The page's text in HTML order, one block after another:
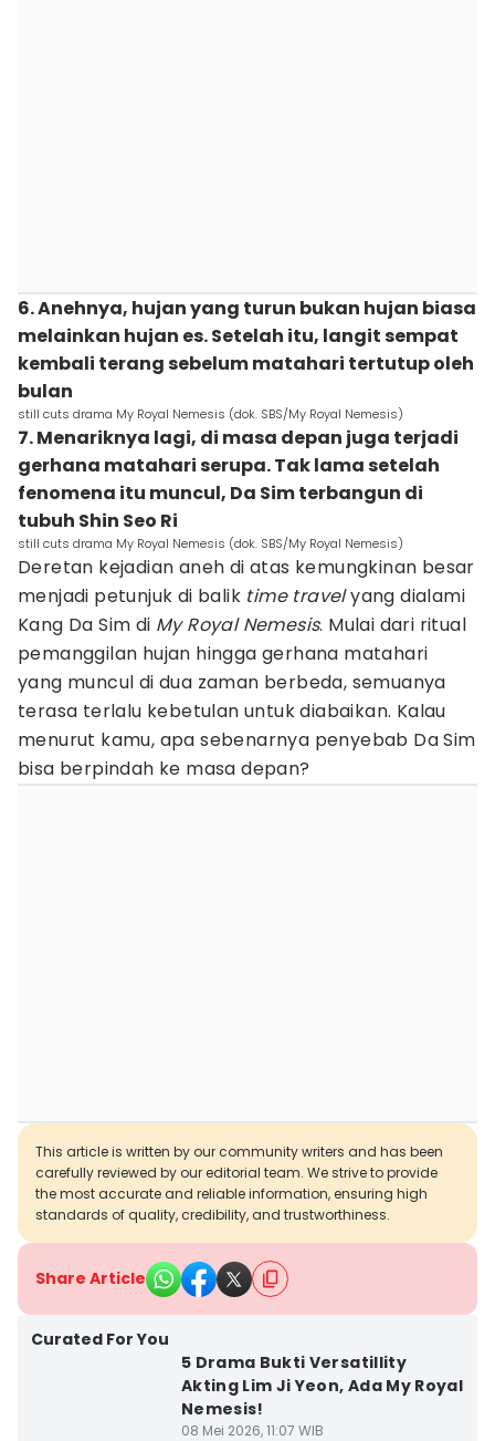
6. Anehnya, hujan yang turun bukan hujan biasa
melainkan hujan es. Setelah itu, langit sempat
kembali terang sebelum matahari tertutup oleh
bulan
still cuts drama My Royal Nemesis (dok. SBS/My Royal Nemesis)
7. Menariknya lagi, di masa depan juga terjadi
gerhana matahari serupa. Tak lama setelah
fenomena itu muncul, Da Sim terbangun di
tubuh Shin Seo Ri
still cuts drama My Royal Nemesis (dok. SBS/My Royal Nemesis)
Deretan kejadian aneh di atas kemungkinan besar
menjadi petunjuk di balik time travelyang dialami
Kang Da Sim di My Royal Nemesis. Mulai dari ritual
pemanggilan hujan hingga gerhana matahari
yang muncul di dua zaman berbeda, semuanya
terasa terlalu kebetulan untuk diabaikan. Kalau
menurut kamu, apa sebenarnya penyebab Da Sim
bisa berpindah ke masa depan?
This article is written by our community writers and has been
carefully reviewed by our editorial team. We strive to provide
the most accurate and reliable information, ensuring high
standards of quality, credibility, and trustworthiness.
Share Article
Curated For You
5 Drama Bukti Versatillity
Akting Lim Ji Yeon, Ada My Royal
Nemesis!
08 Mei 2026, 11:07 WIB